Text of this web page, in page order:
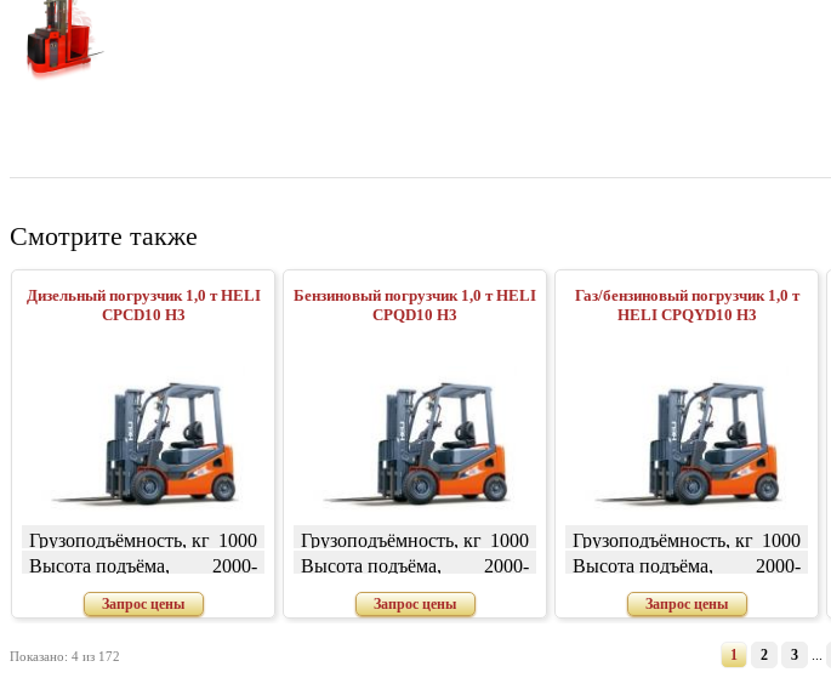
Смотрите также
Дизельный погрузчик 1,0 т HELI
CPСD10 H3
Грузоподъёмность, кг 1000
Высота подъёма,
2000-
Запрос цены
Бензиновый погрузчик 1,0 т HELI
CPQD10 H3
Грузоподъёмность, кг 1000
Высота подъёма,
2000-
Запрос цены
Газ/бензиновый погрузчик 1,0 т
HELI CPQYD10 H3
Грузоподъёмность, кг 1000
Высота подъёма,
2000-
Запрос цены
Показано: 4 из 172 1 2 3 ...